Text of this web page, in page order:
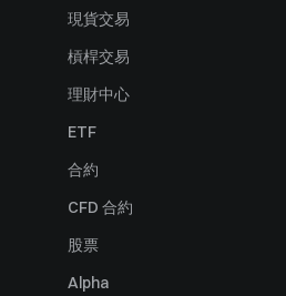
現貨交易
槓桿交易
理財中心
ETF
合約
CFD 合約
股票
Alpha